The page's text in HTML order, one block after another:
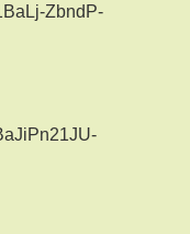
ZbndP-